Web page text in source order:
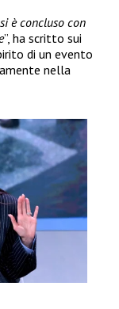
è concluso con
”, ha scritto sui
di un evento
nella